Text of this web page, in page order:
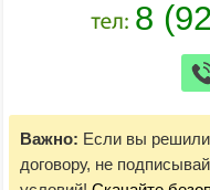
Важно: Если вы решили
договору, не